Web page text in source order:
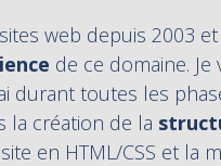
web depuis 2003 et
de ce domaine. Je
durant toutes les
la création de la
en HTML/CSS et la